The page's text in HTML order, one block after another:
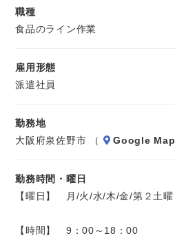
職種
食品のライン作業
雇用形態
派遣社員
勤務地
大阪府泉佐野市 （
Google Map
勤務時間・曜日
【曜日】 月/火/水/木/金/第２土曜
【時間】 9：00～18：00